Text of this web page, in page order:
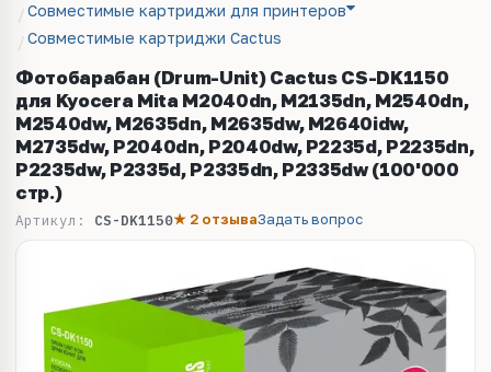
Совместимые картриджи для принтеров
Совместимые картриджи Cactus
Фотобарабан (Drum-Unit) Cactus CS-DK1150
для Kyocera Mita M2040dn, M2135dn, M2540dn,
M2540dw, M2635dn, M2635dw, M2640idw,
M2735dw, P2040dn, P2040dw, P2235d, P2235dn,
P2235dw, P2335d, P2335dn, P2335dw (100'000
стр.)
Артикул: CS-DK1150★ 2 отзываЗадать вопрос